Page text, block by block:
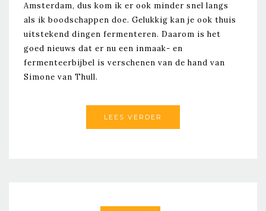
Amsterdam, dus kom ik er ook minder snel langs
als ik boodschappen doe. Gelukkig kan je ook thuis
uitstekend dingen fermenteren. Daarom is het
goed nieuws dat er nu een inmaak- en
fermenteerbijbel is verschenen van de hand van
Simone van Thull.
LEES VERDER